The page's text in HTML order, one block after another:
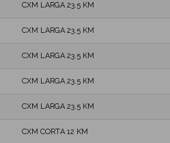
CXM LARGA 23.5 KM
CXM LARGA 23.5 KM
CXM LARGA 23.5 KM
CXM LARGA 23.5 KM
CXM LARGA 23.5 KM
CXM CORTA 12 KM